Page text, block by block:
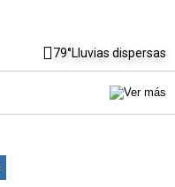
79°Lluvias dispersas